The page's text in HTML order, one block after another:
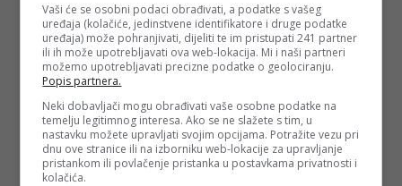
Vaši će se osobni podaci obrađivati, a podatke s vašeg
uređaja (kolačiće, jedinstvene identifikatore i druge podatke
uređaja) može pohranjivati, dijeliti te im pristupati 241 partner
ili ih može upotrebljavati ova web-lokacija. Mi i naši partneri
možemo upotrebljavati precizne podatke o geolociranju.
Popis partnera.
Neki dobavljači mogu obrađivati vaše osobne podatke na
temelju legitimnog interesa. Ako se ne slažete s tim, u
nastavku možete upravljati svojim opcijama. Potražite vezu pri
dnu ove stranice ili na izborniku web-lokacije za upravljanje
pristankom ili povlačenje pristanka u postavkama privatnosti i
kolačića.